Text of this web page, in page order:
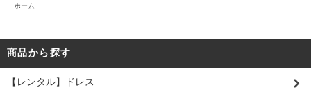
ホーム
商品から探す
【レンタル】ドレス